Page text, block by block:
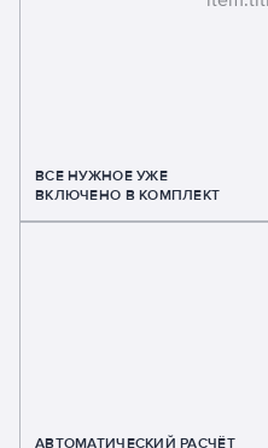
ВСЕ НУЖНОЕ УЖЕ
ВКЛЮЧЕНО В КОМПЛЕКТ
АВТОМАТИЧЕСКИЙ РАСЧЁТ